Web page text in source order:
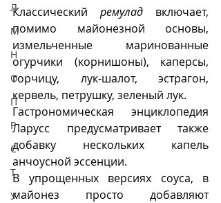
Л
М
Н
О
П
Р
С
Т
У
Классический ремулад включает,
помимо майонезной основы,
измельченные маринованные
огурчики (корнишоны), каперсы,
горчицу, лук-шалот, эстрагон,
кервель, петрушку, зеленый лук.
Гастрономическая энциклопедия
Ларусс предусматривает также
добавку нескольких капель
анчоусной эссенции.
В упрощенных версиях соуса, в
майонез просто добавляют